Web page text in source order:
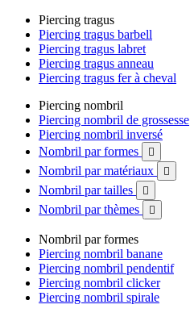
Piercing tragus
Piercing tragus barbell
Piercing tragus labret
Piercing tragus anneau
Piercing tragus fer à cheval
Piercing nombril
Piercing nombril de grossesse
Piercing nombril inversé
Nombril par formes

Nombril par matériaux 
Nombril par tailles 
Nombril par thèmes 
Nombril par formes
Piercing nombril banane
Piercing nombril pendentif
Piercing nombril clicker
Piercing nombril spirale